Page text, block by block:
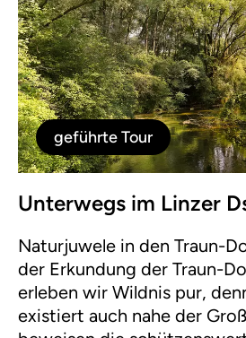
geführte Tour
Unterwegs im Linzer
Naturjuwele in den Traun-
der Erkundung der Traun-
erleben wir Wildnis pur,
existiert auch nahe der